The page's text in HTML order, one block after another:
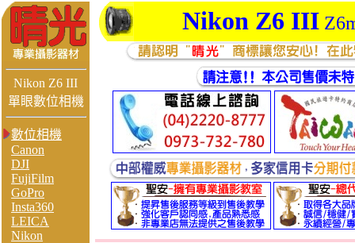
Nikon Z6 III
Nikon Z6 III
單眼數位相機
數位相機
Canon
DJI
FujiFilm
GoPro
Insta360
LEICA
Nikon